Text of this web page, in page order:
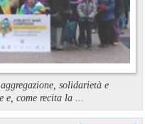
solidarietà e
e, come recita la ...